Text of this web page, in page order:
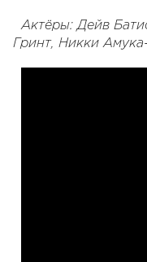
Актёры: Дейв
Гринт, Никки